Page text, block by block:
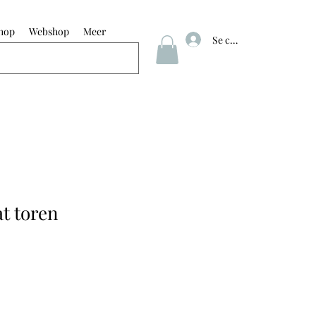
Webshop Meer
Se connecter
toren